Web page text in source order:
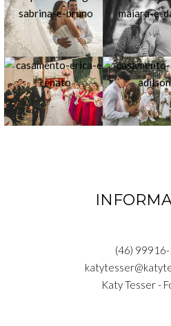
(46)
Katy Tesser -